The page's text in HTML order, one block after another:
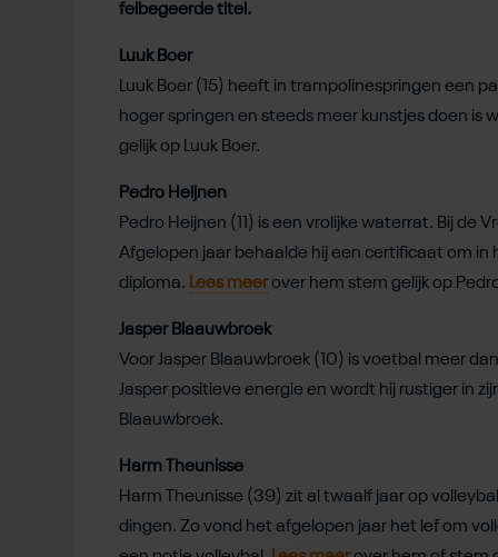
felbegeerde titel.
Luuk Boer
Luuk Boer (15) heeft in trampolinespringen een
hoger springen en steeds meer kunstjes doen is
gelijk op Luuk Boer.
Pedro Heijnen
Pedro Heijnen (11) is een vrolijke waterrat. Bij de
Afgelopen jaar behaalde hij een certificaat om in
diploma. Lees meerover hem stem gelijk op
Jasper Blaauwbroek
Voor Jasper Blaauwbroek (10) is voetbal meer
Jasper positieve energie en wordt hij rustiger in
Blaauwbroek.
Harm Theunisse
Harm Theunisse (39) zit al twaalf jaar op
dingen. Zo vond het afgelopen jaar het lef om